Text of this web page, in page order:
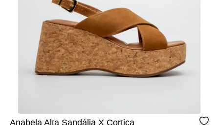
Anabela Alta Sandália X Cortiça